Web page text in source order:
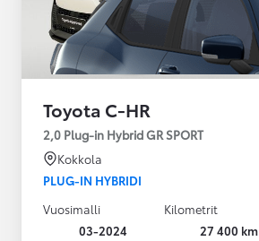
Toyota C-HR
2,0 Plug-in Hybrid GR SPORT
Kokkola
PLUG-IN HYBRIDI
Vuosimalli
03-2024
Kilometrit
27 400 km